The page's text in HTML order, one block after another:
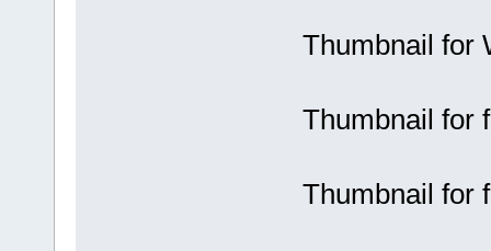
Thumbnail for
Thumbnail for
Thumbnail for